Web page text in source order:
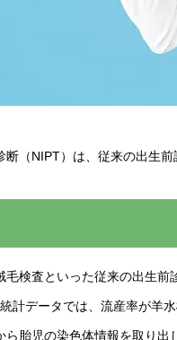
断（NIPT）は、従来の出生
毛検査といった従来の出生
計データでは、流産率が羊
ら胎児の染色体情報を取り